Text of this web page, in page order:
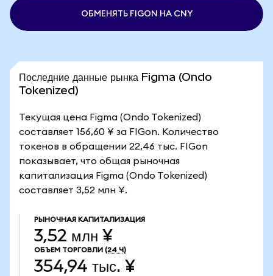
ОБМЕНЯТЬ FIGON НА CNY
Последние данные рынка Figma (Ondo
Tokenized)
Текущая цена Figma (Ondo Tokenized)
составляет 156,60 ¥ за FIGon. Количество
токенов в обращении 22,46 тыс. FIGon
показывает, что общая рыночная
капитализация Figma (Ondo Tokenized)
составляет 3,52 млн ¥.
РЫНОЧНАЯ КАПИТАЛИЗАЦИЯ
3,52 млн ¥
ОБЪЕМ ТОРГОВЛИ (24 Ч)
354,94 тыс. ¥